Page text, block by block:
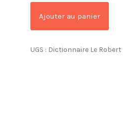
Ajouter au panier
UGS : Dictionnaire Le Robert